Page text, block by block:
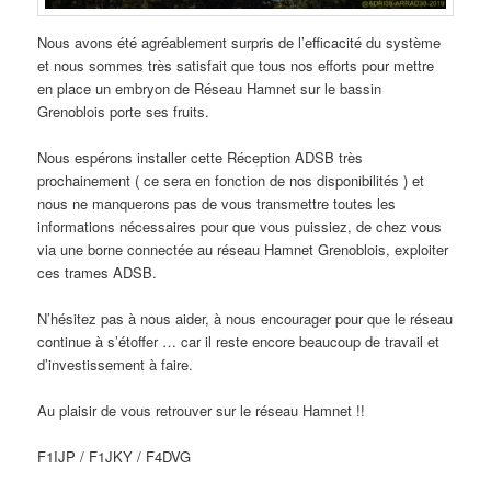
Nous avons été agréablement surpris de l’efficacité du système
et nous sommes très satisfait que tous nos efforts pour mettre
en place un embryon de Réseau Hamnet sur le bassin
Grenoblois porte ses fruits.
Nous espérons installer cette Réception ADSB très
prochainement ( ce sera en fonction de nos disponibilités ) et
nous ne manquerons pas de vous transmettre toutes les
informations nécessaires pour que vous puissiez, de chez vous
via une borne connectée au réseau Hamnet Grenoblois, exploiter
ces trames ADSB.
N’hésitez pas à nous aider, à nous encourager pour que le réseau
continue à s’étoffer … car il reste encore beaucoup de travail et
d’investissement à faire.
Au plaisir de vous retrouver sur le réseau Hamnet !!
F1IJP / F1JKY / F4DVG